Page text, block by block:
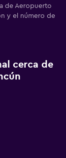
de Aeropuerto
y el número de
cerca de